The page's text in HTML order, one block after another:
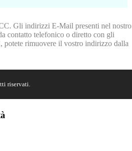
Gli indirizzi E-Mail presenti nel nostro
contatto telefonico o diretto con gli
potete rimuovere il vostro indirizzo dalla
riservati.